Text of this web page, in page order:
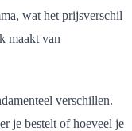
wat het prijsverschil
maakt van
verschillen.
je bestelt of hoeveel je